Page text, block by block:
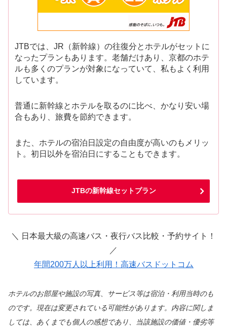
JTBでは、JR（新幹線）の往復分とホテルがセットに
なったプランもあります。老舗だけあり、京都のホテ
ルも多くのプランが対象になっていて、私もよく利用
しています。
普通に新幹線とホテルを取るのに比べ、かなり安い場
合もあり、旅費を節約できます。
また、ホテルの宿泊日設定の自由度が高いのもメリッ
ト。初日以外を宿泊日にすることもできます。
JTBの新幹線セットプラン
＼ 日本最大級の高速バス・夜行バス比較・予約サイト！
／
年間200万人以上利用！高速バスドットコム
ホテルのお部屋や施設の写真、サービス等は宿泊・利用当時のも
のです。現在は変更されている可能性があります。内容に関しま
しては、あくまでも個人の感想であり、当該施設の価値・優劣等